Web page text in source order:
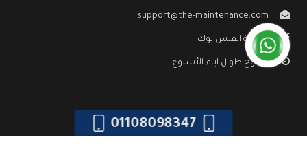
support@the-maintenance.com
صفحة الفيس بوك
مفتوح طوال ايام الأسبوع
01108098347